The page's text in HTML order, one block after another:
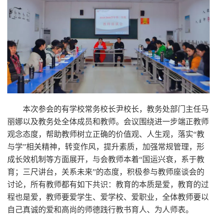
本次参会的有学校常务校长尹校长，教务处部门主任马
丽娜以及教务处全体成员和教师。会议围绕进一步端正教师
观念态度，帮助教师树立正确的价值观、人生观，落实“教
与学”相关精神，转变作风，提升素质，加强常规管理，形
成长效机制等方面展开，与会教师本着“国运兴衰，系于教
育；三尺讲台，关系未来”的态度，积极参与教师座谈会的
讨论，所有教师都有如下共识：教育的本质是爱，教育的过
程也是爱，教师要爱学生、爱学校、爱职业，全体教师要以
自己真诚的爱和高尚的师德践行教书育人、为人师表。